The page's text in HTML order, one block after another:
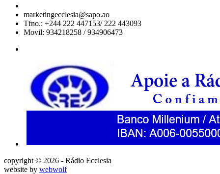
marketingecclesia@sapo.ao
Tfno.: +244 222 447153/ 222 443093
Movil: 934218258 / 934906473
copyright © 2026 - Rádio Ecclesia
website by webwolf